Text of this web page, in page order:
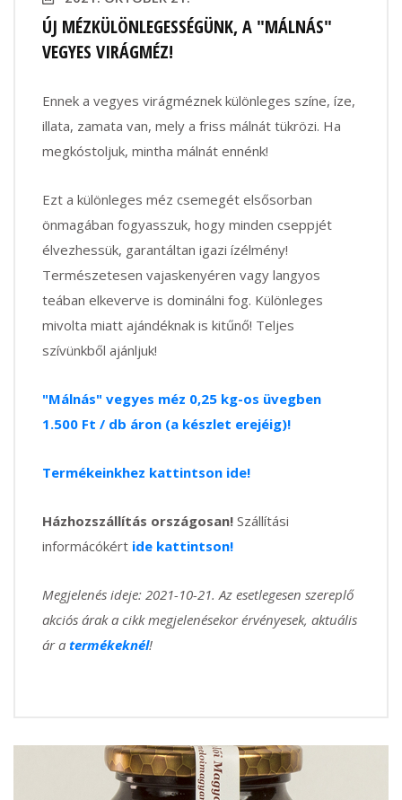
ÚJ MÉZKÜLÖNLEGESSÉGÜNK, A "MÁLNÁS"
VEGYES VIRÁGMÉZ!
Ennek a vegyes virágméznek különleges színe, íze,
illata, zamata van, mely a friss málnát tükrözi. Ha
megkóstoljuk, mintha málnát ennénk!
Ezt a különleges méz csemegét elsősorban
önmagában fogyasszuk, hogy minden cseppjét
élvezhessük, garantáltan igazi ízélmény!
Természetesen vajaskenyéren vagy langyos
teában elkeverve is dominálni fog. Különleges
mivolta miatt ajándéknak is kitűnő! Teljes
szívünkből ajánljuk!
"Málnás" vegyes méz 0,25 kg-os üvegben
1.500 Ft / db áron (a készlet erejéig)!
Termékeinkhez kattintson ide!
Házhozszállítás országosan! Szállítási
informácókért ide kattintson!
Megjelenés ideje: 2021-10-21. Az esetlegesen szereplő
akciós árak a cikk megjelenésekor érvényesek, aktuális
ár a termékeknél!